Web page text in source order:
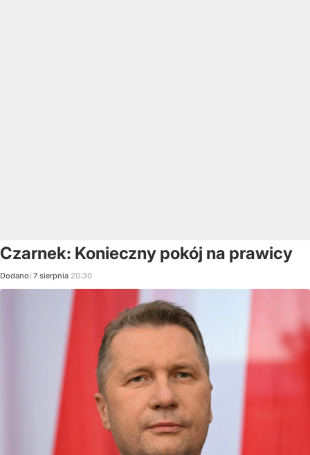
Czarnek: Konieczny pokój na prawicy
Dodano: 7 sierpnia 20:30